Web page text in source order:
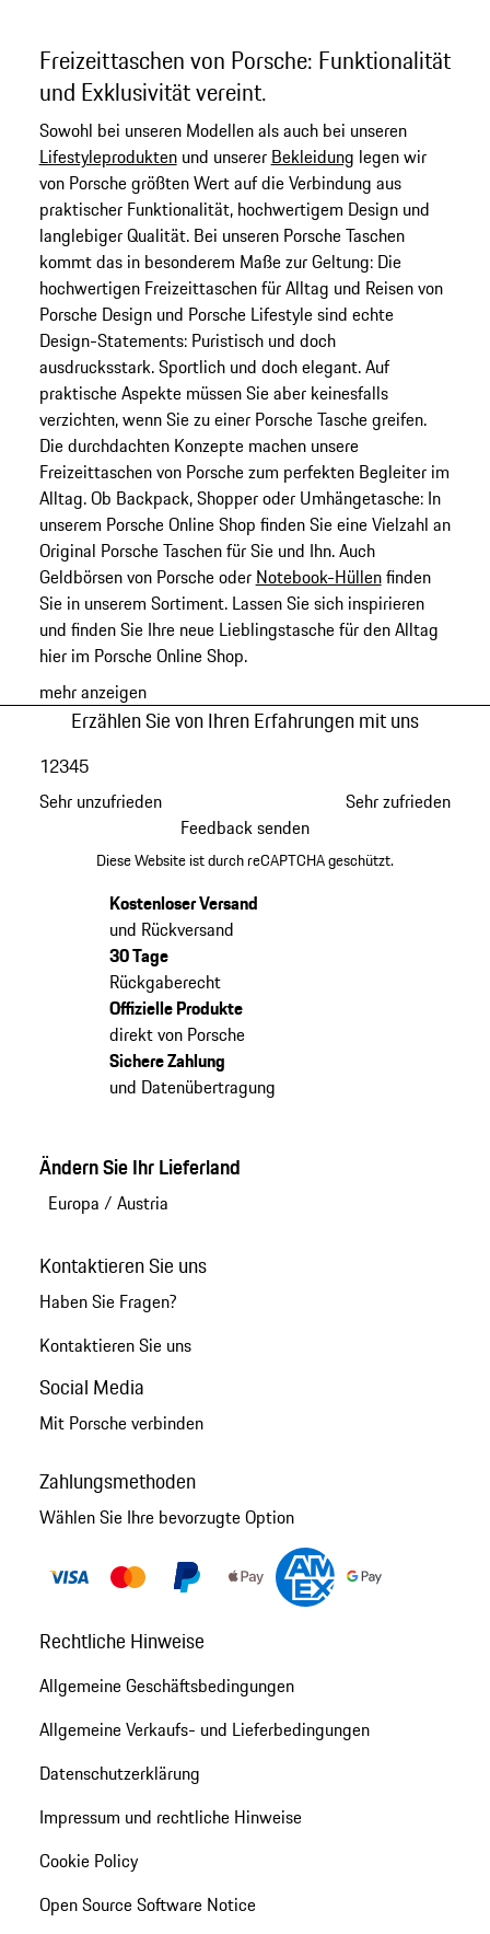
Freizeittaschen von Porsche: Funktionalität
und Exklusivität vereint.
Sowohl bei unseren Modellen als auch bei unseren
Lifestyleproduktenund unserer Bekleidung legen wir
von Porsche größten Wert auf die Verbindung aus
praktischer Funktionalität, hochwertigem Design und
langlebiger Qualität. Bei unseren Porsche Taschen
kommt das in besonderem Maße zur Geltung: Die
hochwertigen Freizeittaschen für Alltag und Reisen von
Porsche Design und Porsche Lifestyle sind echte
Design-Statements: Puristisch und doch
ausdrucksstark. Sportlich und doch elegant. Auf
praktische Aspekte müssen Sie aber keinesfalls
verzichten, wenn Sie zu einer Porsche Tasche greifen.
Die durchdachten Konzepte machen unsere
Freizeittaschen von Porsche zum perfekten Begleiter im
Alltag. Ob Backpack, Shopper oder Umhängetasche: In
unserem Porsche Online Shop finden Sie eine Vielzahl an
Original Porsche Taschen für Sie und Ihn. Auch
Geldbörsen von Porsche oder Notebook-Hüllenfinden
Sie in unserem Sortiment. Lassen Sie sich inspirieren
und finden Sie Ihre neue Lieblingstasche für den Alltag
hier im Porsche Online Shop.
mehr anzeigen
Erzählen Sie von Ihren Erfahrungen mit uns
Sehr unzufrieden
12345
Sehr zufrieden
Feedback senden
Diese Website ist durch reCAPTCHA geschützt.
Kostenloser Versand
und Rückversand
30 Tage
Rückgaberecht
Offizielle Produkte
direkt von Porsche
Sichere Zahlung
und Datenübertragung
Ändern Sie Ihr Lieferland
Europa / Austria
Kontaktieren Sie uns
Haben Sie Fragen?
Kontaktieren Sie uns
Social Media
Mit Porsche verbinden
Zahlungsmethoden
Wählen Sie Ihre bevorzugte Option
Rechtliche Hinweise
Allgemeine Geschäftsbedingungen
Allgemeine Verkaufs- und Lieferbedingungen
Datenschutzerklärung
Impressum und rechtliche Hinweise
Cookie Policy
Open Source Software Notice